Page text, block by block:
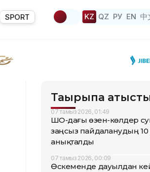
SPORT KZ QZ РУ EN 中
Тақырыпқа
07 тамыз 2026, 01:49
ШҚО-дағы өзен-көлдер
заңсыз пайдаланудың 10
анықталды
07 тамыз 2026, 00:09
Өскеменде дауылдан